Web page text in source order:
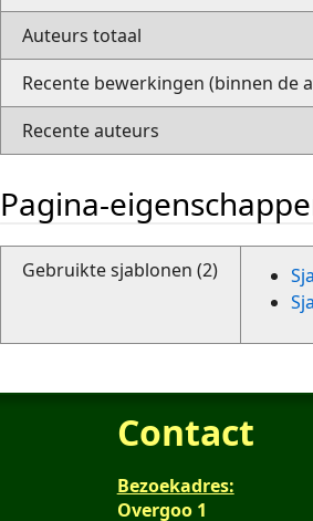
Auteurs totaal
Recente bewerkingen (binnen de
Recente auteurs
Pagina-
Gebruikte sjablonen (2)
Contact
Bezoekadres:
Overgoo 1